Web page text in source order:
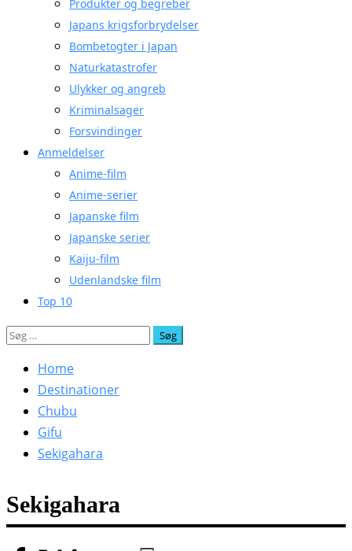
Produkter og begreber
Japans krigsforbrydelser
Bombetogter i Japan
Naturkatastrofer
Ulykker og angreb
Kriminalsager
Forsvindinger
Anmeldelser
Anime-film
Anime-serier
Japanske film
Japanske serier
Kaiju-film
Udenlandske film
Top 10
Søg
Home
Destinationer
Chubu
Gifu
Sekigahara
Sekigahara